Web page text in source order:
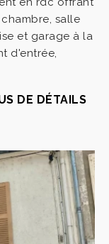
salle
et garage à la
d'entrée,
DE DÉTAILS